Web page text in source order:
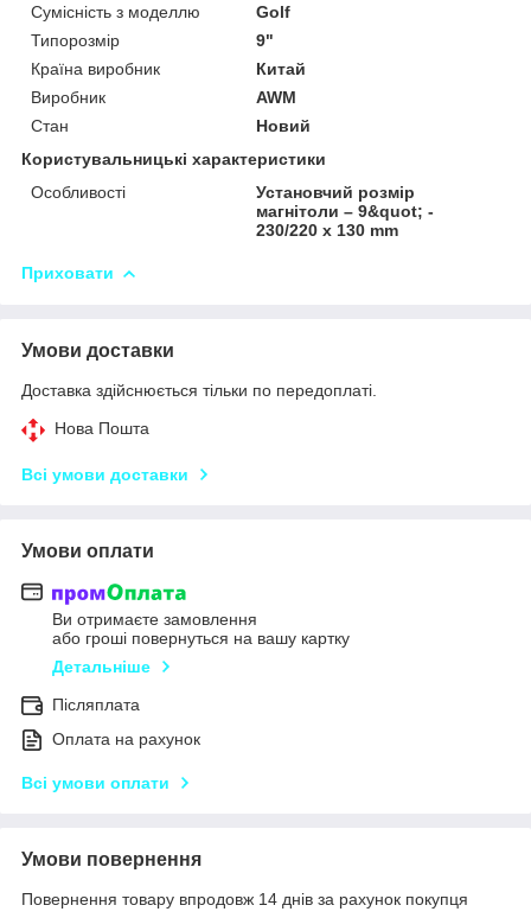
Сумісність з моделлю
Golf
Типорозмір
9"
Країна виробник
Китай
Виробник
AWM
Стан
Новий
Користувальницькі характеристики
Особливості
Установчий розмір
магнітоли – 9&quot; -
230/220 x 130 mm
Приховати
Умови доставки
Доставка здійснюється тільки по передоплаті.
Нова Пошта
Всі умови доставки
Умови оплати
Ви отримаєте замовлення
або гроші повернуться на вашу картку
Детальніше
Післяплата
Оплата на рахунок
Всі умови оплати
Умови повернення
Повернення товару впродовж 14 днів за рахунок покупця